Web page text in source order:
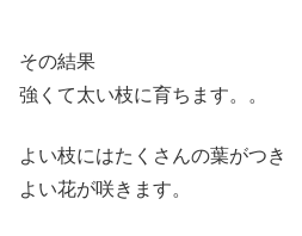
その結果
強くて太い枝に育ちます。。
よい枝にはたくさんの葉がつき
よい花が咲きます。